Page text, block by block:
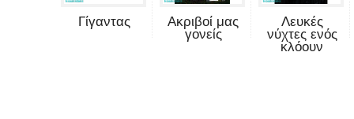
Γίγαντας
Ακριβοί μας
γονείς
Λευκές
νύχτες ενός
κλόουν